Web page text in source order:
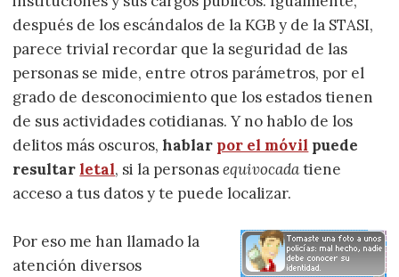
después de los escándalos de la KGB y de la STASI,
parece trivial recordar que la seguridad de las
personas se mide, entre otros parámetros, por el
grado de desconocimiento que los estados tienen
de sus actividades cotidianas. Y no hablo de los
delitos más oscuros, hablar por el móvil puede
resultarletal, si la personasequivocadatiene
acceso a tus datos y te puede localizar.
Por eso me han llamado la
atención diversos